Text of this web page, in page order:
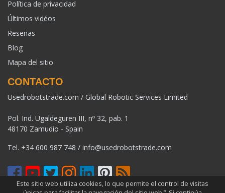
Política de privacidad
Últimos vidéos
Reseñas
Blog
Mapa del sitio
CONTACTO
Usedrobotstrade.com / Global Robotic Services Limited
Pol. Ind. Ugaldeguren III, nº 32, pab. 1
48170 Zamudio - Spain
Tel. +34 600 987 748 / info@usedrobotstrade.com
Este sitio web utiliza cookies, lo que permite el control de visitas